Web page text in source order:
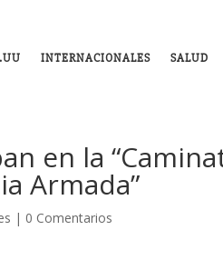
INTERNACIONALES SALUD
en la
Armada”
| 0 Comentarios